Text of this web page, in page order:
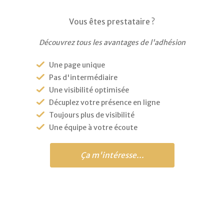
Vous êtes prestataire ?
Découvrez tous les avantages de l'adhésion
Une page unique
Pas d'intermédiaire
Une visibilité optimisée
Décuplez votre présence en ligne
Toujours plus de visibilité
Une équipe à votre écoute
Ça m'intéresse...